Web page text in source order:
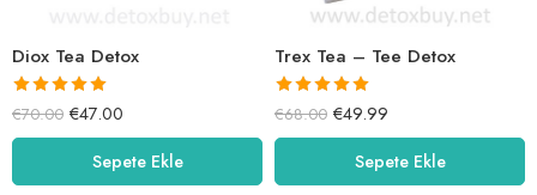
Diox Tea Detox
5 üzerinden
5.00oy aldı
€70.00 €47.00
Sepete Ekle
Trex Tea – Tee Detox
5 üzerinden
5.00oy aldı
€68.00 €49.99
Sepete Ekle